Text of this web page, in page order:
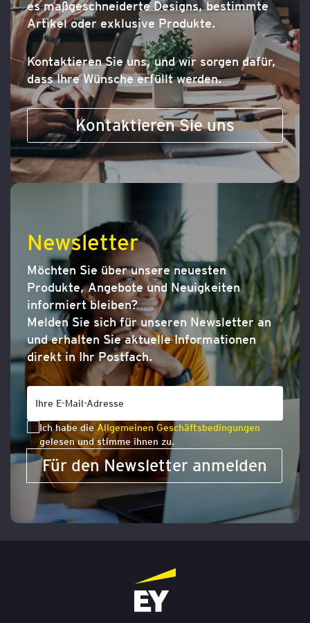
es maßgeschneiderte Designs, bestimmte
Artikel oder exklusive Produkte.
Kontaktieren Sie uns, und wir sorgen dafür,
dass Ihre Wünsche erfüllt werden.
Kontaktieren Sie uns
Newsletter
Möchten Sie über unsere neuesten
Produkte, Angebote und Neuigkeiten
informiert bleiben?
Melden Sie sich für unseren Newsletter an
und erhalten Sie aktuelle Informationen
direkt in Ihr Postfach.
Ich habe dieAllgemeinen Geschäftsbedingungen
gelesen und stimme ihnen zu.
Für den Newsletter anmelden